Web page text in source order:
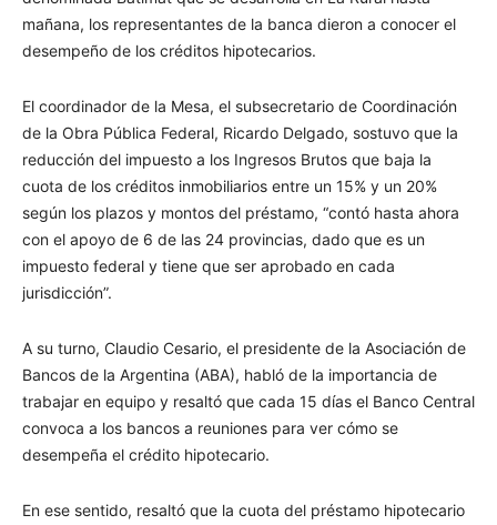
mañana, los representantes de la banca dieron a conocer el
desempeño de los créditos hipotecarios.
El coordinador de la Mesa, el subsecretario de Coordinación
de la Obra Pública Federal, Ricardo Delgado, sostuvo que la
reducción del impuesto a los Ingresos Brutos que baja la
cuota de los créditos inmobiliarios entre un 15% y un 20%
según los plazos y montos del préstamo, “contó hasta ahora
con el apoyo de 6 de las 24 provincias, dado que es un
impuesto federal y tiene que ser aprobado en cada
jurisdicción”.
A su turno, Claudio Cesario, el presidente de la Asociación de
Bancos de la Argentina (ABA), habló de la importancia de
trabajar en equipo y resaltó que cada 15 días el Banco Central
convoca a los bancos a reuniones para ver cómo se
desempeña el crédito hipotecario.
En ese sentido, resaltó que la cuota del préstamo hipotecario